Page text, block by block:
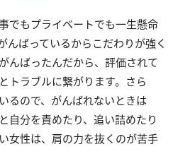
でもプライベートでも一生懸命
んばっているからこだわりが強く
んばったんだから、評価されて
トラブルに繋がります。さら
るので、がんばれないときは
自分を責めたり、追い詰めたり
女性は、肩の力を抜くのが苦手